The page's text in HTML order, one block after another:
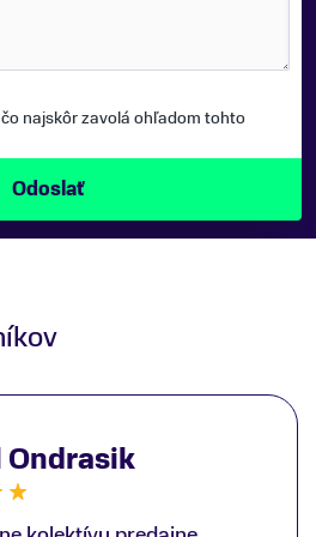
najskôr zavolá ohľadom tohto
Ondrasik